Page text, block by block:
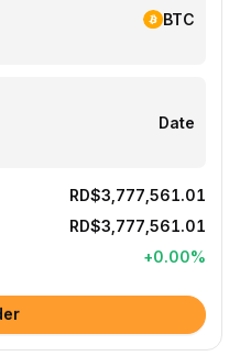
BTC
Date
RD$3,777,561.01
RD$3,777,561.01
+0.00%